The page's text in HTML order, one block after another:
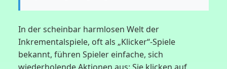
In der scheinbar harmlosen Welt der
Inkrementalspiele, oft als „Klicker“-Spiele
bekannt, führen Spieler einfache, sich